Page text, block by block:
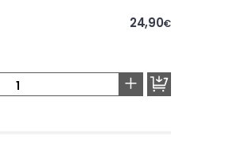
24,90€
+